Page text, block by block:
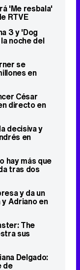
'Me resbala'
RTVE
3 y 'Dog
noche del
se
en
César
directo en
decisiva y
en
hay más que
tras dos
y da un
Adriano en
The
sus
Delgado:
de